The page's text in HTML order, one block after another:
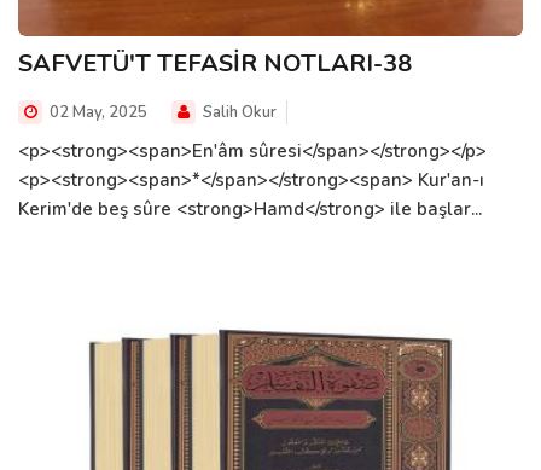
SAFVETÜ'T TEFASİR NOTLARI-38
02 May, 2025 Salih Okur
<p><strong><span>En'âm sûresi</span></strong></p>
<p><strong><span>*</span></strong><span> Kur'an-ı
Kerim'de beş sûre <strong>Hamd</strong> ile başlar...